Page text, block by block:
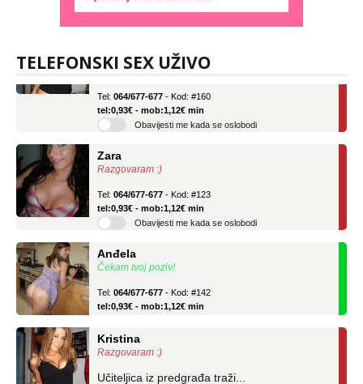
TELEFONSKI SEX UŽIVO
Kristina
Učiteljica iz predgrađa traži...
Obavijesti me kada se oslobodi
Zara
Razgovaram :)
Obavijesti me kada se oslobodi
Anđela
Čekam tvoj poziv!
Kristina
Razgovaram :)
Učiteljica iz predgrađa traži...